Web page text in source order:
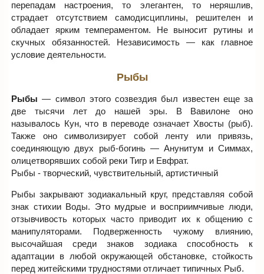
перепадам настроения, то элегантен, то неряшлив,
страдает отсутствием самодисциплины, решителен и
обладает ярким темпераментом. Не выносит рутины и
скучных обязанностей. Независимость — как главное
условие деятельности.
Рыбы
Рыбы — символ этого созвездия был известен еще за
две тысячи лет до нашей эры. В Вавилоне оно
называлось Кун, что в переводе означает Хвосты (рыб).
Также оно символизирует собой ленту или привязь,
соединяющую двух рыб-богинь — Анунитум и Симмах,
олицетворявших собой реки Тигр и Евфрат.
Рыбы - творческий, чувствительный, артистичный
Рыбы закрывают зодиакальный круг, представляя собой
знак стихии Воды. Это мудрые и восприимчивые люди,
отзывчивость которых часто приводит их к общению с
манипуляторами. Подверженность чужому влиянию,
высочайшая среди знаков зодиака способность к
адаптации в любой окружающей обстановке, стойкость
перед житейскими трудностями отличает типичных Рыб.